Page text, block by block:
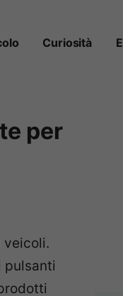
Curiosità
per
veicoli.
pulsanti